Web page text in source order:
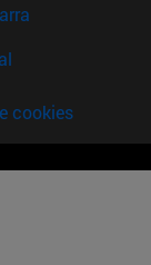
cookies